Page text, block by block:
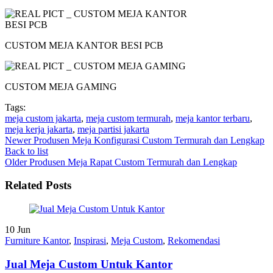
CUSTOM MEJA KANTOR BESI PCB
CUSTOM MEJA GAMING
Tags:
meja custom jakarta, meja custom termurah, meja kantor terbaru,
meja kerja jakarta, meja partisi jakarta
Newer Produsen Meja Konfigurasi Custom Termurah dan Lengkap
Back to list
Older Produsen Meja Rapat Custom Termurah dan Lengkap
Related Posts
10 Jun
Furniture Kantor, Inspirasi, Meja Custom, Rekomendasi
Jual Meja Custom Untuk Kantor